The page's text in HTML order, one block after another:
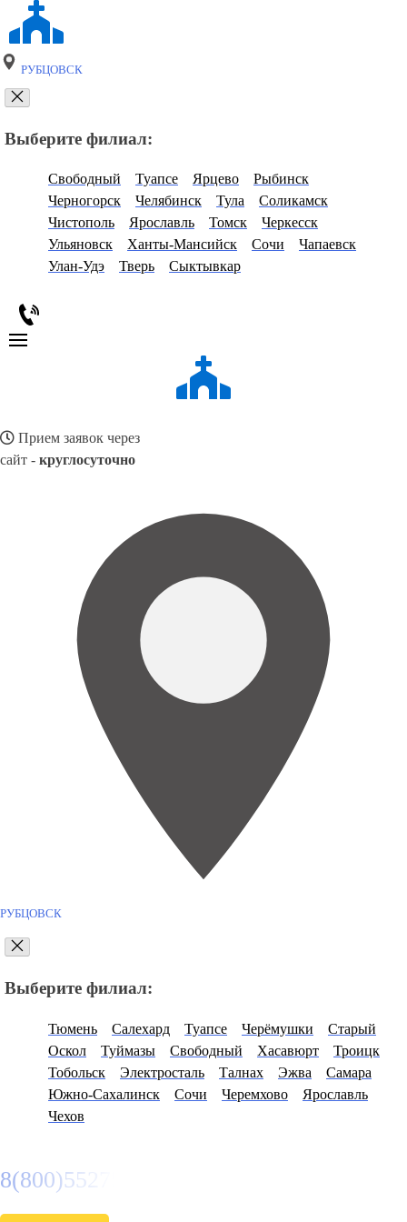
РУБЦОВСК
Выберите филиал:
Свободный Туапсе Ярцево
Рыбинск
Черногорск
Челябинск Тула
Соликамск
Чистополь
Ярославль Томск
Черкесск
Ульяновск
Ханты-Мансийск Сочи
Чапаевск
Улан-Удэ
Тверь Сыктывкар
Прием заявок через
сайт - круглосуточно
РУБЦОВСК
Выберите филиал:
Тюмень Салехард Туапсе Черёмушки
Старый
Оскол
Туймазы Свободный Хасавюрт
Троицк
Тобольск
Электросталь Талнах Эжва
Самара
Южно-Сахалинск
Сочи Черемхово
Ярославль
Чехов
8(800)5527584